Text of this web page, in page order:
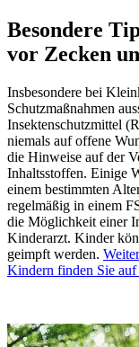
Besondere
vor Zecken
Insbesondere bei
Schutzmaßnahmen
Insektenschutzmittel
niemals auf offene
die Hinweise auf der
Inhaltsstoffen. Einige
einem bestimmten
regelmäßig in einem
die Möglichkeit einer
Kinderarzt. Kinder
geimpft werden.
Kindern finden Sie